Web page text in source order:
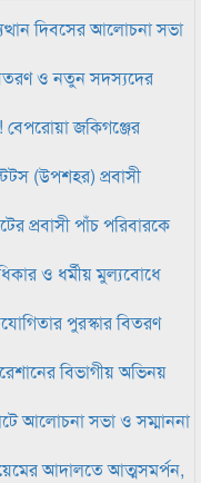
দিবসের আলোচনা সভা
ও নতুন সদস্যদের
জকিগঞ্জের
(উপশহর) প্রবাসী
প্রবাসী পাঁচ পরিবারকে
ও ধর্মীয় মুল্যবোধে
পুরস্কার বিতরণ
বিভাগীয় অভিনয়
আলোচনা সভা ও সম্মাননা
আদালতে আত্মসমর্পন,